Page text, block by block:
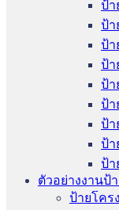
ป้า
ป้า
ป้า
ป้า
ป้า
ป้า
ป้า
ป้า
ป้า
ตัวอย่างงานป้
ป้ายโคร